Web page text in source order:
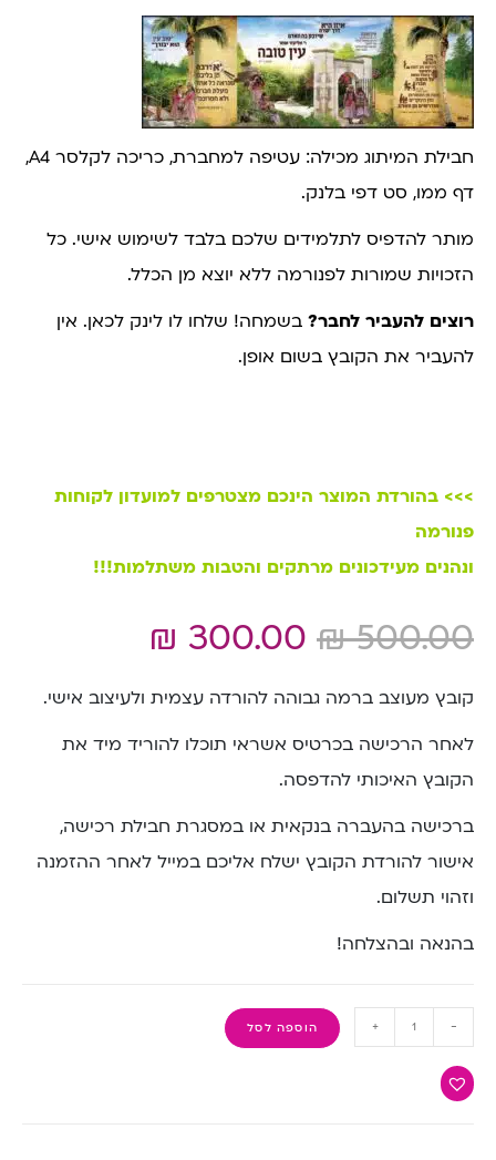
חבילת המיתוג מכילה: עטיפה למחברת, כריכה לקלסר A4,
דף ממו, סט דפי בלנק.
מותר להדפיס לתלמידים שלכם בלבד לשימוש אישי. כל
הזכויות שמורות לפנורמה ללא יוצא מן הכלל.
רוצים להעביר לחבר? בשמחה! שלחו לו לינק לכאן. אין
להעביר את הקובץ בשום אופן.
>>> בהורדת המוצר הינכם מצטרפים למועדון לקוחות
פנורמה
ונהנים מעידכונים מרתקים והטבות משתלמות!!!
₪500.00
₪ 300.00
קובץ מעוצב ברמה גבוהה להורדה עצמית ולעיצוב אישי.
לאחר הרכישה בכרטיס אשראי תוכלו להוריד מיד את
הקובץ האיכותי להדפסה.
ברכישה בהעברה בנקאית או במסגרת חבילת רכישה,
אישור להורדת הקובץ ישלח אליכם במייל לאחר ההזמנה
וזהוי תשלום.
בהנאה ובהצלחה!
-
+ הוספה לסל